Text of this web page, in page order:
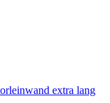
extra lang